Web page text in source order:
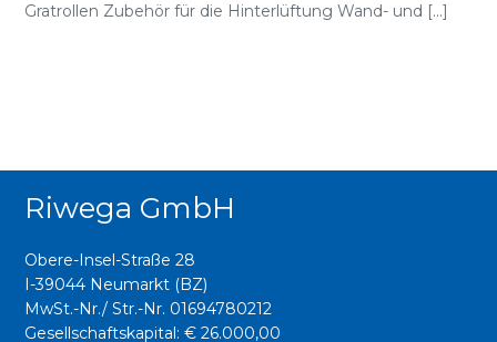
Gratrollen Zubehör für die Hinterlüftung Wand- und [...]
Riwega GmbH
Obere-Insel-Straße 28
I-39044 Neumarkt (BZ)
MwSt.-Nr./ Str.-Nr. 01694780212
Gesellschaftskapital: € 26.000,00